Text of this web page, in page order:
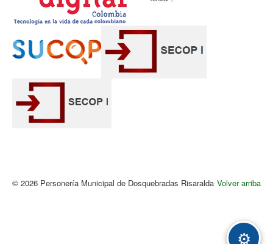
⚙
Volver arriba
© 2026 Personería Municipal de Dosquebradas Risaralda